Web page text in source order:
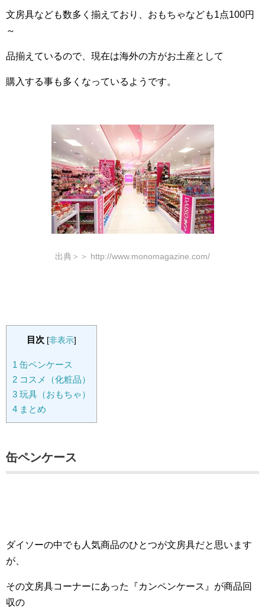
文房具なども数多く揃えており、おもちゃなども1点100円
～
品揃えているので、現在は海外の方がお土産として
購入する事も多くなっているようです。
出典＞＞ http://www.monomagazine.com/
目次 [非表示]
1 缶ペンケース
2 コスメ（化粧品）
3 玩具（おもちゃ）
4 まとめ
缶ペンケース
ダイソーの中でも人気商品のひとつが文房具だと思います
が、
その文房具コーナーにあった『カンペンケース』が商品回
収の